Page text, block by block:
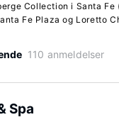
Collection i Santa Fe
Fe Plaza og Loretto
110 anmeldelser
Spa